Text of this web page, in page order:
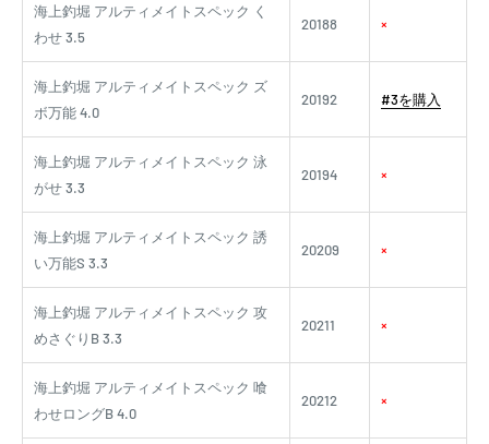
海上釣堀 アルティメイトスペック く
わせ 3.5
20188 ×
海上釣堀 アルティメイトスペック ズ
ボ万能 4.0
20192 #3を購入
海上釣堀 アルティメイトスペック 泳
がせ 3.3
20194 ×
海上釣堀 アルティメイトスペック 誘
い万能S 3.3
20209 ×
海上釣堀 アルティメイトスペック 攻
めさぐりB 3.3
20211 ×
海上釣堀 アルティメイトスペック 喰
わせロングB 4.0
20212 ×